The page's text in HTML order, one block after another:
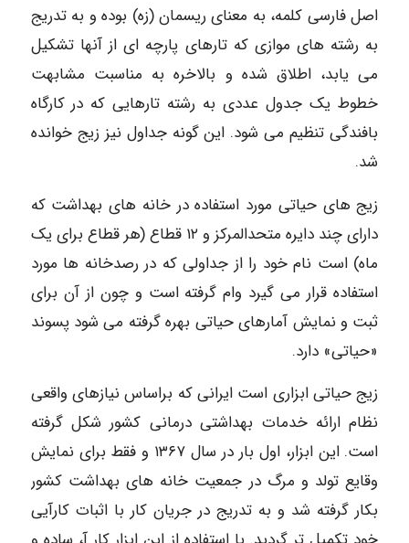
اصل فارسی کلمه، به معنای ریسمان (زه) بوده و به تدریج
به رشته های موازی که تارهای پارچه ای از آنها تشکیل
می یابد، اطلاق شده و بالاخره به مناسبت مشابهت
خطوط یک جدول عددی به رشته تارهایی که در کارگاه
بافندگی تنظیم می شود. این گونه جداول نیز زیج خوانده
شد.
زیج های حیاتی مورد استفاده در خانه های بهداشت که
دارای چند دایره متحدالمرکز و ۱۲ قطاع (هر قطاع برای یک
ماه) است نام خود را از جداولی که در رصدخانه ها مورد
استفاده قرار می گیرد وام گرفته است و چون از آن برای
ثبت و نمایش آمارهای حیاتی بهره گرفته می شود پسوند
«حیاتی» دارد.
زیج حیاتی ابزاری است ایرانی که براساس نیازهای واقعی
نظام ارائه خدمات بهداشتی درمانی کشور شکل گرفته
است. این ابزار، اول بار در سال ۱۳۶۷ و فقط برای نمایش
وقایع تولد و مرگ در جمعیت خانه های بهداشت کشور
بکار گرفته شد و به تدریج در جریان کار با اثبات کارآیی